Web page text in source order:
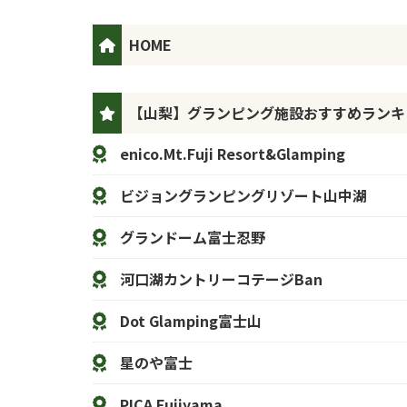
HOME
【山梨】グランピング施設おすすめラン
enico.Mt.Fuji Resort&Glamping
ビジョングランピングリゾート山中湖
グランドーム富士忍野
河口湖カントリーコテージBan
Dot Glamping富士山
星のや富士